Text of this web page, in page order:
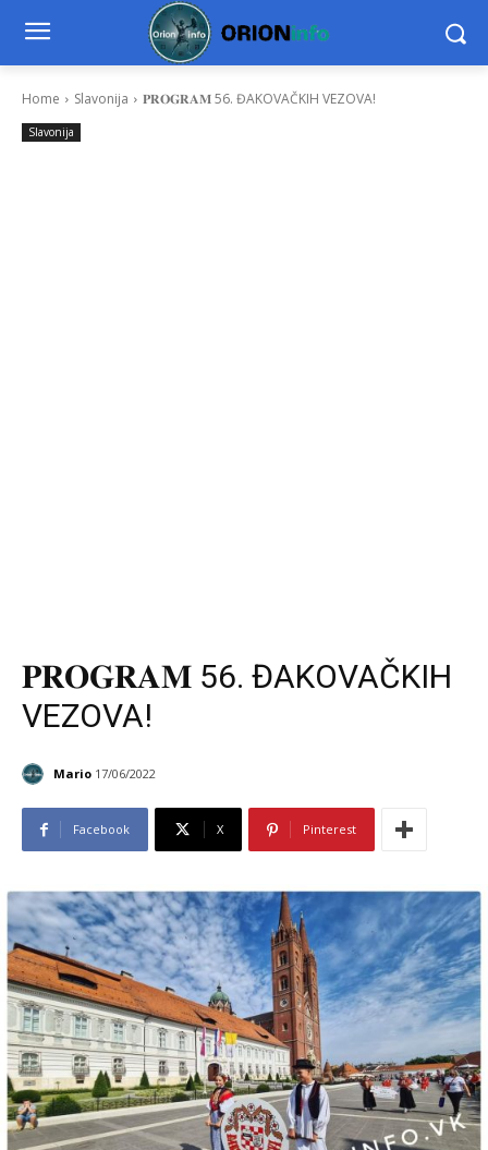
Home Slavonija 𝐏𝐑𝐎𝐆𝐑𝐀𝐌 56. ĐAKOVAČKIH VEZOVA!
Slavonija
𝐏𝐑𝐎𝐆𝐑𝐀𝐌 56. ĐAKOVAČKIH
VEZOVA!
Mario 17/06/2022
Facebook X Pinterest